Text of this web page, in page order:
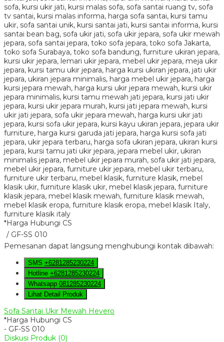
*Harga Hubungi CS
/ GF-SS 010
Pemesanan dapat langsung menghubungi kontak dibawah:
SMS +6281285230224
Hotline +6281285230224
Whatsapp 081285230224
Lihat Detail Produk
Sofa Santai Ukir Mewah Hevero
*Harga Hubungi CS
- GF-SS 010
Diskusi Produk (0)